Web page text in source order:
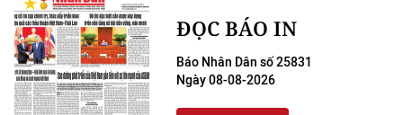
ĐỌC BÁO IN
Báo Nhân Dân số 25831
Ngày 08-08-2026